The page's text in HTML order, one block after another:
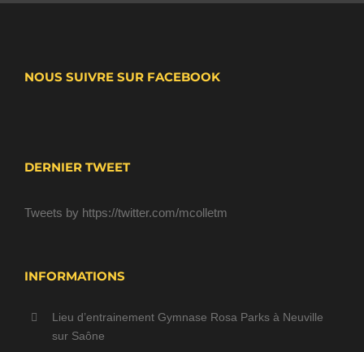
NOUS SUIVRE SUR FACEBOOK
DERNIER TWEET
Tweets by https://twitter.com/mcolletm
INFORMATIONS
Lieu d’entrainement Gymnase Rosa Parks à Neuville
sur Saône